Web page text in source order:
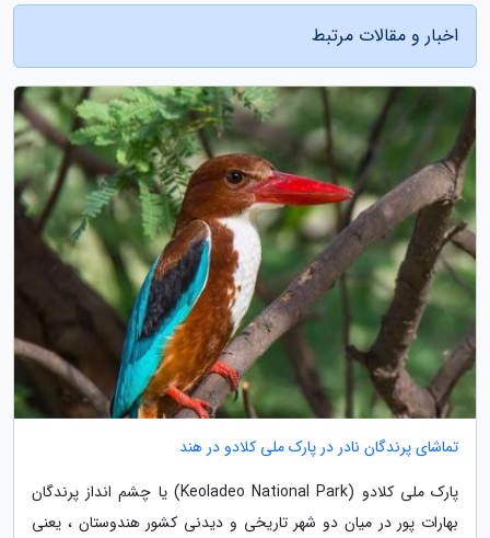
اخبار و مقالات مرتبط
تماشای پرندگان نادر در پارک ملی کلادو در هند
پارک ملی کلادو (Keoladeo National Park) یا چشم انداز پرندگان
بهارات پور در میان دو شهر تاریخی و دیدنی کشور هندوستان ، یعنی